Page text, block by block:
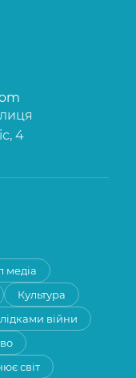
4
медіа
Культура
війни
світ